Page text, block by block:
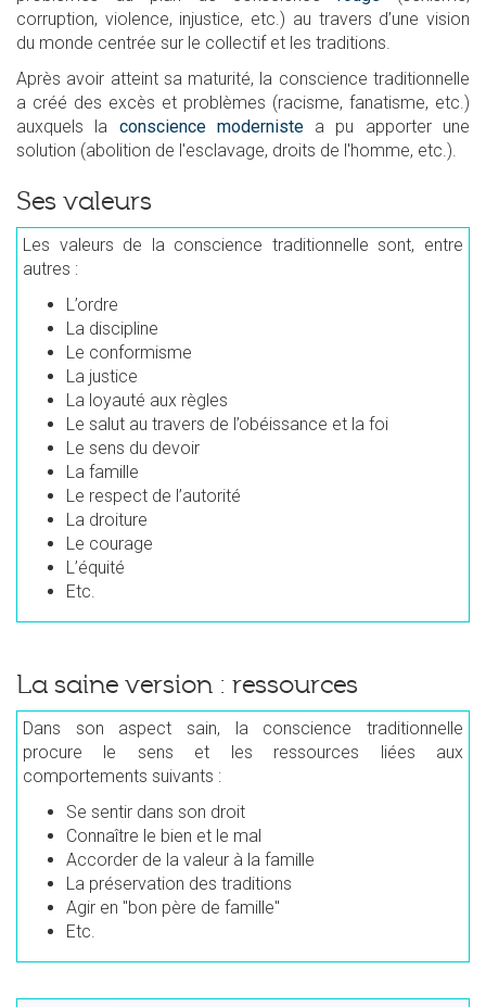
corruption, violence, injustice, etc.) au travers d’une vision
du monde centrée sur le collectif et les traditions.
Après avoir atteint sa maturité, la conscience traditionnelle
a créé des excès et problèmes (racisme, fanatisme, etc.)
auxquels la conscience modernistea pu apporter une
solution (abolition de l'esclavage, droits de l'homme, etc.).
Ses valeurs
Les valeurs de la conscience traditionnelle sont, entre
autres :
L’ordre
La discipline
Le conformisme
La justice
La loyauté aux règles
Le salut au travers de l’obéissance et la foi
Le sens du devoir
La famille
Le respect de l’autorité
La droiture
Le courage
L’équité
Etc.
La saine version : ressources
Dans son aspect sain, la conscience traditionnelle
procure le sens et les ressources liées aux
comportements suivants :
Se sentir dans son droit
Connaître le bien et le mal
Accorder de la valeur à la famille
La préservation des traditions
Agir en "bon père de famille"
Etc.